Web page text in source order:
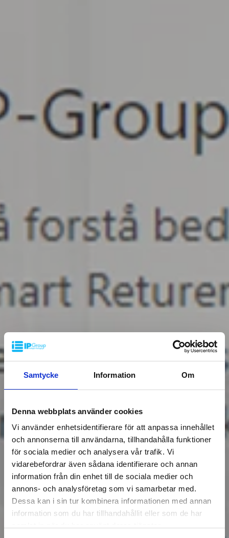
Samtycke Information Om
Denna webbplats använder cookies
Vi använder enhetsidentifierare för att anpassa innehållet
och annonserna till användarna, tillhandahålla funktioner
för sociala medier och analysera vår trafik. Vi
vidarebefordrar även sådana identifierare och annan
information från din enhet till de sociala medier och
annons- och analysföretag som vi samarbetar med.
Dessa kan i sin tur kombinera informationen med annan
information som du har tillhandahållit eller som de har